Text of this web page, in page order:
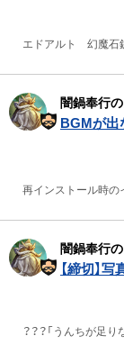
エドアルト 幻魔
闇鍋奉行
BGMが出
再インストール時の
闇鍋奉行
【締切】
？？？「うんちが足